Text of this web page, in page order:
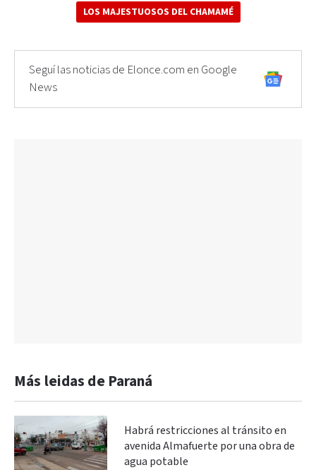
LOS MAJESTUOSOS DEL CHAMAMÉ
Seguí las noticias de Elonce.com en Google
News
Más leidas de Paraná
Habrá restricciones al tránsito en
avenida Almafuerte por una obra de
agua potable